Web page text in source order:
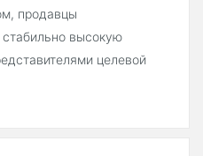
продавцы
стабильно высокую
целевой